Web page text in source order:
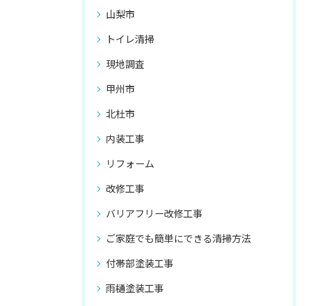
山梨市
トイレ清掃
現地調査
甲州市
北杜市
内装工事
リフォーム
改修工事
バリアフリー改修工事
ご家庭でも簡単にできる清掃方法
付帯部塗装工事
雨樋塗装工事